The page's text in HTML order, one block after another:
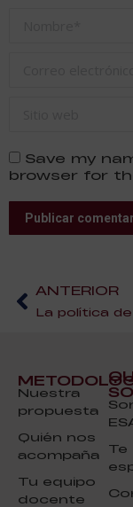
Save my
browser for
Publicar
ANTERIOR
Nuestra
propuesta
Quién nos
acompaña
Tu equipo
docente
Te